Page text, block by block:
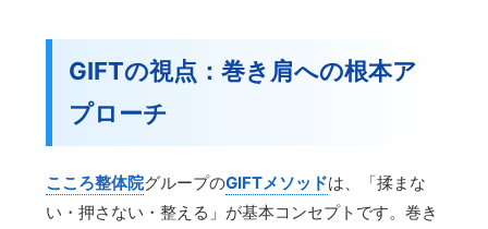
GIFTの視点：巻き肩への根本ア
プローチ
こころ整体院グループのGIFTメソッドは、「揉まな
い・押さない・整える」が基本コンセプトです。巻き